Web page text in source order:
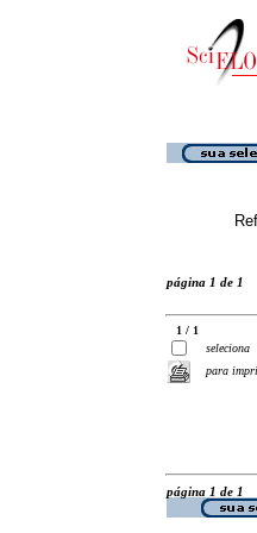
página 1 de 1
1 / 1
seleciona
para
página 1 de 1